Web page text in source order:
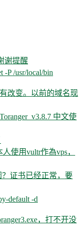
谢提醒
-P /usr/local/bin
改变。以前的域名现
中文使
使用vultr作為vps，
证书已经正常，要
default -d
，打不开没